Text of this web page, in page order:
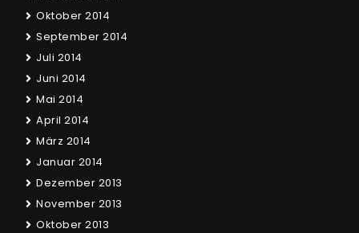
Oktober 2014
September 2014
Juli 2014
Juni 2014
Mai 2014
April 2014
März 2014
Januar 2014
Dezember 2013
November 2013
Oktober 2013